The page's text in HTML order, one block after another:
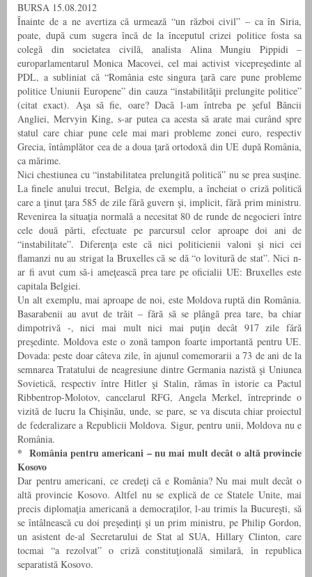
BURSA 15.08.2012
Înainte de a ne avertiza că urmează “un război civil” – ca în Siria,
poate, după cum sugera încă de la începutul crizei politice fosta sa
colegă din societatea civilă, analista Alina Mungiu Pippidi –
europarlamentarul Monica Macovei, cel mai activist vicepreşedinte al
PDL, a subliniat că “România este singura ţară care pune probleme
politice Uniunii Europene” din cauza “instabilităţii prelungite politice”
(citat exact). Aşa să fie, oare? Dacă l-am întreba pe şeful Băncii
Angliei, Mervyin King, s-ar putea ca acesta să arate mai curând spre
statul care chiar pune cele mai mari probleme zonei euro, respectiv
Grecia, întâmplător cea de a doua ţară ortodoxă din UE după România,
ca mărime.
Nici chestiunea cu “instabilitatea prelungită politică” nu se prea susţine.
La finele anului trecut, Belgia, de exemplu, a încheiat o criză politică
care a ţinut ţara 585 de zile fără guvern şi, implicit, fără prim ministru.
Revenirea la situaţia normală a necesitat 80 de runde de negocieri între
cele două părti, efectuate pe parcursul celor aproape doi ani de
“instabilitate”. Diferenţa este că nici politicienii valoni şi nici cei
flamanzi nu au strigat la Bruxelles că se dă “o lovitură de stat”. Nici n-
ar fi avut cum să-i ameţească prea tare pe oficialii UE: Bruxelles este
capitala Belgiei.
Un alt exemplu, mai aproape de noi, este Moldova ruptă din România.
Basarabenii au avut de trăit – fără să se plângă prea tare, ba chiar
dimpotrivă -, nici mai mult nici mai puţin decât 917 zile fără
preşedinte. Moldova este o zonă tampon foarte importantă pentru UE.
Dovada: peste doar câteva zile, în ajunul comemorarii a 73 de ani de la
semnarea Tratatului de neagresiune dintre Germania nazistă şi Uniunea
Sovietică, respectiv între Hitler şi Stalin, rămas în istorie ca Pactul
Ribbentrop-Molotov, cancelarul RFG, Angela Merkel, întreprinde o
vizită de lucru la Chişinău, unde, se pare, se va discuta chiar proiectul
de federalizare a Republicii Moldova. Sigur, pentru unii, Moldova nu e
România.
* România pentru americani – nu mai mult decât o altă provincie
Kosovo
Dar pentru americani, ce credeţi că e România? Nu mai mult decât o
altă provincie Kosovo. Altfel nu se explică de ce Statele Unite, mai
precis diplomaţia americană a democraţilor, l-au trimis la Bucureşti, să
se întâlnească cu doi preşedinţi şi un prim ministru, pe Philip Gordon,
un asistent de-al Secretarului de Stat al SUA, Hillary Clinton, care
tocmai “a rezolvat” o criză constituţională similară, în republica
separatistă Kosovo.